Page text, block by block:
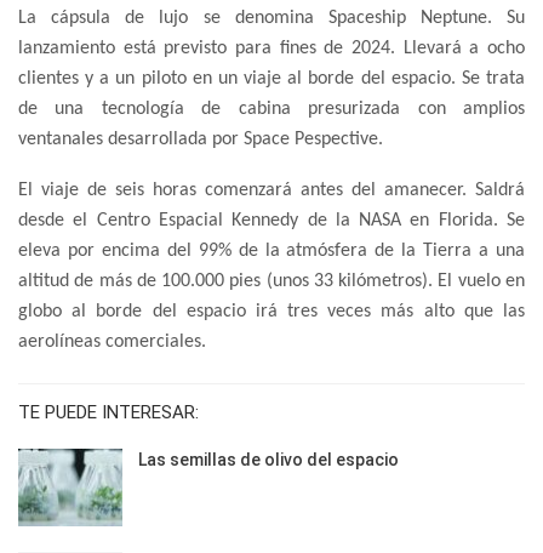
La cápsula de lujo se denomina Spaceship Neptune. Su
lanzamiento está previsto para fines de 2024. Llevará a ocho
clientes y a un piloto en un viaje al borde del espacio. Se trata
de una tecnología de cabina presurizada con amplios
ventanales desarrollada por Space Pespective.
El viaje de seis horas comenzará antes del amanecer. Saldrá
desde el Centro Espacial Kennedy de la NASA en Florida. Se
eleva por encima del 99% de la atmósfera de la Tierra a una
altitud de más de 100.000 pies (unos 33 kilómetros). El vuelo en
globo al borde del espacio irá tres veces más alto que las
aerolíneas comerciales.
TE PUEDE INTERESAR:
Las semillas de olivo del espacio